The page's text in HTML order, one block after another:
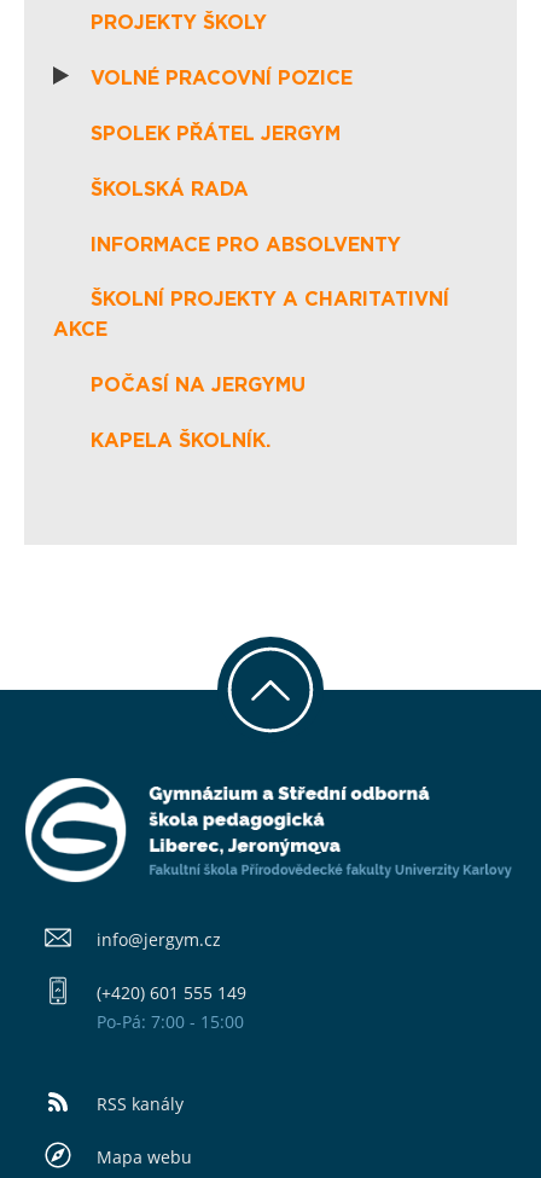
PROJEKTY ŠKOLY
VOLNÉ PRACOVNÍ POZICE
SPOLEK PŘÁTEL JERGYM
ŠKOLSKÁ RADA
INFORMACE PRO ABSOLVENTY
ŠKOLNÍ PROJEKTY A CHARITATIVNÍ
AKCE
POČASÍ NA JERGYMU
KAPELA ŠKOLNÍK.
info@​jergym.cz
(+420) 601 555 149
Po-Pá: 7:00 - 15:00
RSS kanály
Mapa webu